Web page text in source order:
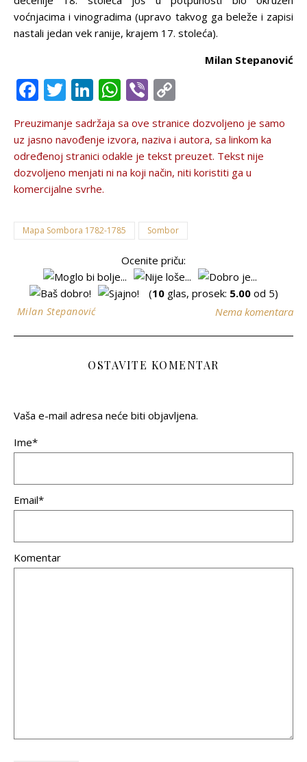
voćnjacima i vinogradima (upravo takvog ga beleže i zapisi
nastali jedan vek ranije, krajem 17. stoleća).
Milan Stepanović
Facebook
Twitter
LinkedIn
WhatsApp
Viber
Link
Preuzimanje sadržaja sa ove stranice dozvolјeno je samo
uz jasno navođenje izvora, naziva i autora, sa linkom ka
određenoj stranici odakle je tekst preuzet. Tekst nije
dozvolјeno menjati ni na koji način, niti koristiti ga u
komercijalne svrhe.
Mapa Sombora 1782-1785 Sombor
Ocenite priču:
(10glas, prosek: 5.00od 5)
Milan Stepanović Nema komentara
OSTAVITE KOMENTAR
Vaša e-mail adresa neće biti objavljena.
Ime*
Email*
Komentar